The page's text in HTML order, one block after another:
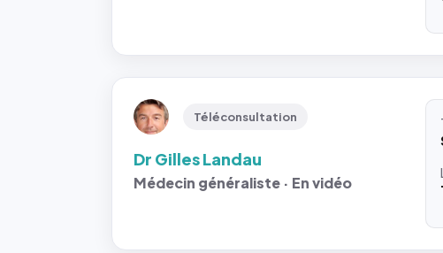
Téléconsultation
Dr Gilles Landau
Médecin généraliste · En vidéo